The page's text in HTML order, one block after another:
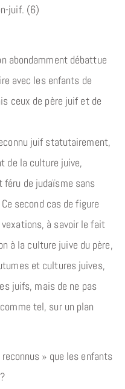
juif. (6)
abondamment débattue
avec les enfants de
ceux de père juif et de
juif statutairement,
de la culture juive,
féru de judaïsme sans
second cas de figure
à savoir le fait
à la culture juive du père,
et cultures juives,
juifs, mais de ne pas
tel, sur un plan
» que les enfants